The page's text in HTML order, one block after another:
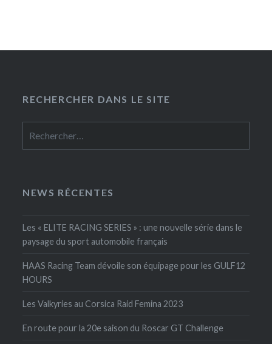
RECHERCHER DANS LE SITE
NEWS RÉCENTES
Les « ELITE RACING SERIES » : une nouvelle série dans le
paysage du sport automobile français
HAAS Racing Team dévoile son équipage pour les GULF12
HOURS
Les Valkyries au Corsica Raid Femina 2023
En route pour la 20e saison du Roscar GT Challenge